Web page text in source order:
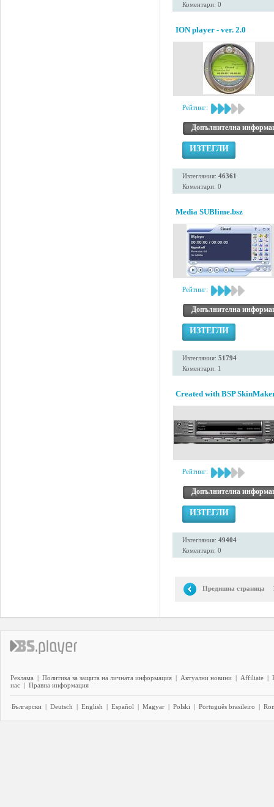
Коментари: 0
ION player - ver. 2.0
Рейтинг:
Допълнителна
ИЗТЕГЛИ
Изтегляния: 46361
Коментари: 0
Media SUBlime.bsz
Рейтинг:
Допълнителна
ИЗТЕГЛИ
Изтегляния: 51794
Коментари: 1
Created with BSP
Рейтинг:
Допълнителна
ИЗТЕГЛИ
Изтегляния: 49404
Коментари: 0
Предишна страница
Реклама | Политика за защита на личната информация | Актуални новини | Affiliate |
нас | Правна информация
Български | Deutsch | English | Español | Magyar | Polski | Português brasileiro |